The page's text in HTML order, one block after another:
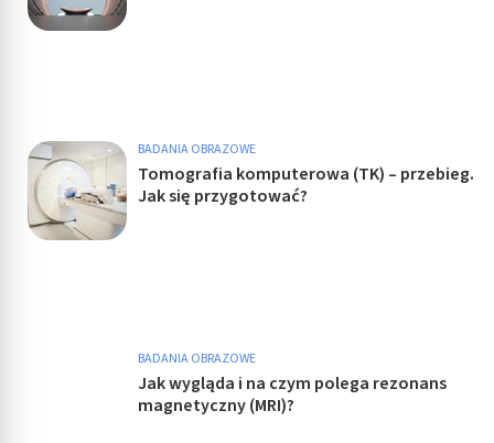
BADANIA OBRAZOWE
Tomografia komputerowa (TK) – przebieg.
Jak się przygotować?
BADANIA OBRAZOWE
Jak wygląda i na czym polega rezonans
magnetyczny (MRI)?